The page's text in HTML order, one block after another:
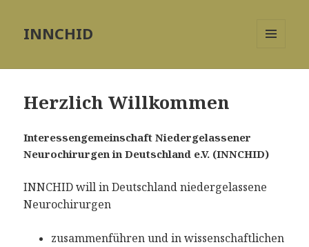
INNCHID
Herzlich Willkommen
Interessengemeinschaft Niedergelassener
Neurochirurgen in Deutschland e.V. (INNCHID)
INNCHID will in Deutschlandniedergelassene
Neurochirurgen
zusammenführen und in wissenschaftlichen